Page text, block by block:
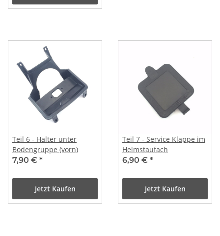
Teil 6 - Halter unter
Bodengruppe (vorn)
7,90 € *
Jetzt Kaufen
Teil 7 - Service Klappe im
Helmstaufach
6,90 € *
Jetzt Kaufen